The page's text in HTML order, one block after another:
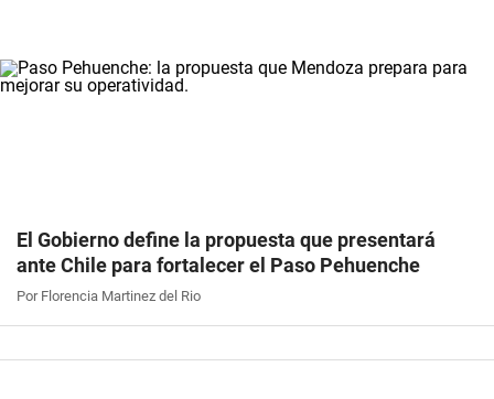
El Gobierno define la propuesta que presentará
ante Chile para fortalecer el Paso Pehuenche
Por Florencia Martinez del Rio